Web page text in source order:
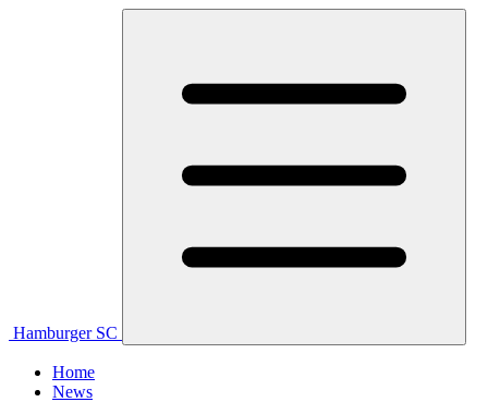
Hamburger SC
Home
News